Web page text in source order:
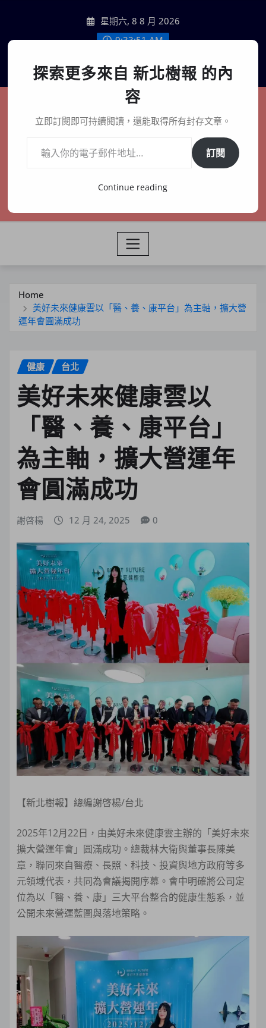
content
星期六, 8 8 月 2026
9:33:53 AM
聯絡我們
新北樹報
在地、記憶、連結、創生
Home
美好未來健康雲以「醫、養、康平台」為主軸，擴大營
運年會圓滿成功
健康 台北
美好未來健康雲以
「醫、養、康平台」
為主軸，擴大營運年
會圓滿成功
謝啓楊 12 月 24, 2025 0
【新北樹報】總編謝啓楊/台北
2025年12月22日，由美好未來健康雲主辦的「美好未來
擴大營運年會」圓滿成功。總裁林大衛與董事長陳美
章，聯同來自醫療、長照、科技、投資與地方政府等多
元領域代表，共同為會議揭開序幕。會中明確將公司定
位為以「醫、養、康」三大平台整合的健康生態系，並
公開未來營運藍圖與落地策略。
探索更多來自 新北樹報 的內
容
立即訂閱即可持續閱讀，還能取得所有封存文章。
訂閱
Continue reading